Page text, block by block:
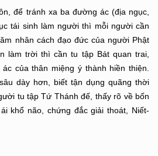
để tránh xa ba đường ác (địa ngục,
tái sinh làm người thì mỗi người cần
nhân cách đạo đức của người Phật
làm trời thì cần tu tập Bát quan trai,
của thân miệng ý thành hiền thiện.
dày hơn, biết tận dụng quãng thời
tu tập Tứ Thánh đế, thấy rõ về bốn
khổ não, chứng đắc giải thoát, Niết-